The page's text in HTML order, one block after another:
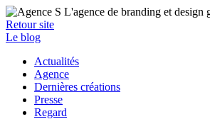
Retour site
Le blog
Actualités
Agence
Dernières créations
Presse
Regard